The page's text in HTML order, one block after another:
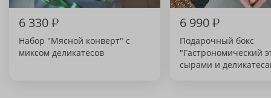
6 330₽
Набор "Мясной конверт" с
миксом деликатесов
6 990₽
Подарочный бокс
"Гастрономический
сырами и